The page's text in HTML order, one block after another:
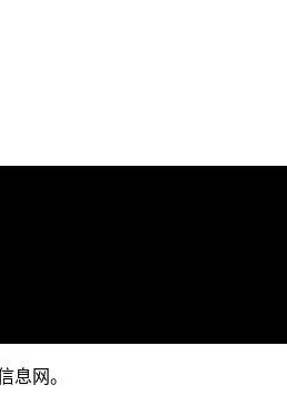
息网。